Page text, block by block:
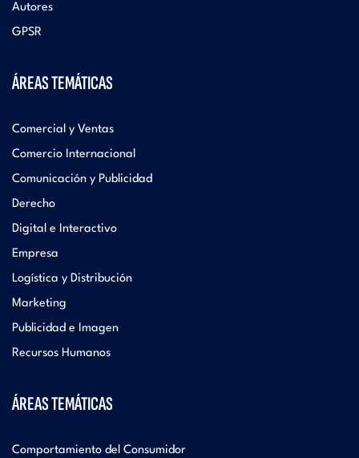
Autores
GPSR
ÁREAS TEMÁTICAS
Comercial y Ventas
Comercio Internacional
Comunicación y Publicidad
Derecho
Digital e Interactivo
Empresa
Logística y Distribución
Marketing
Publicidad e Imagen
Recursos Humanos
ÁREAS TEMÁTICAS
Comportamiento del Consumidor